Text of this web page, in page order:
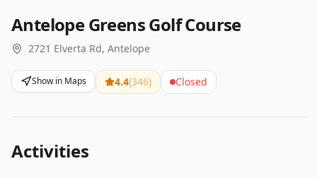
Antelope Greens Golf Course
2721 Elverta Rd, Antelope
Show in Maps 4.4(346) Closed
Activities